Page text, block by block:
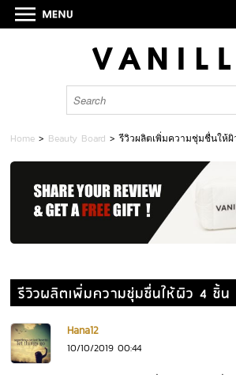
Home > Beauty Board >รีวิวผลิตเพิ่มความชุ่มชื่นให้
รีวิวผลิตเพิ่มความชุ่มชื่นให้ผิว 4 ชิ้น
Hana12
10/10/2019 00:44